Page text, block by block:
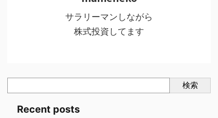
サラリーマンしながら
株式投資してます
検索
Recent posts